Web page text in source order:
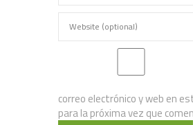
correo electrónico y web en
para la próxima vez que